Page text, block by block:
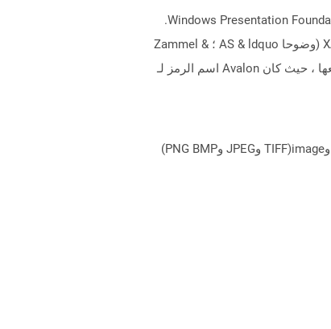
XAML ، لغة ترميز التطبيق القابلة للتمديد ، تصف ملفات الامتداد عناصر واجهة المستخدم لتطبيقات البرامج استنادًا إلى Windows Presentation Foundation (WPF).
على الرغم من أن اللغة ، إلا أنها لا تتطلب برمجتها لأنها تستند إلى تنسيق قياسي من XML وهو سهل الاستخدام وفهم. تم تطوير XAML (وضوحا AS & ldquo ؛ Zammel &
rdquo ؛) بواسطة Microsoft بهدف محدد لإنشاء واجهات المستخدم. وقفت اختصارها الأصلي للغة Avalon Markup التي يمكن توسيعها ، حيث كان Avalon اسم الرمز لـ
يمكن لـ Aspose.Total Cloud تحويل تنسيقات الملفات من أي مجموعة منتجات إلى أي عائلة منتجات أخرى إلى PDF وDOCX وXPS وimage(TIFF وJPEG وPNG BMP)